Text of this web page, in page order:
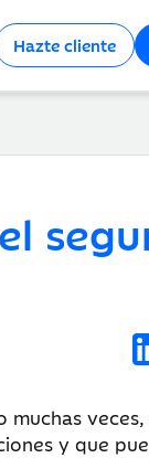
Hazte cliente
y que